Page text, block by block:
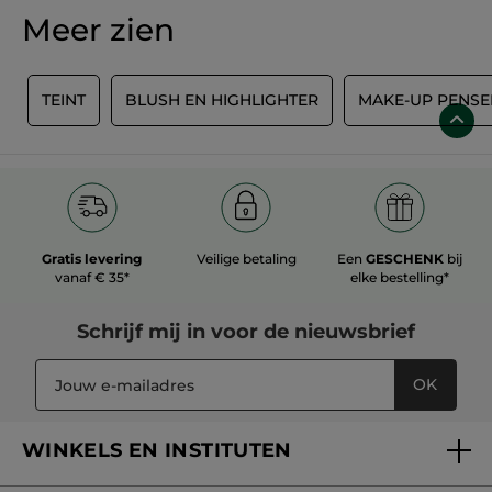
nauwkeurig en gelijkmatig een corrector aan, zodat niemand
iets doorheeft. Bekijk ons aanbod voor effectieve producten
Meer zien
TEINT BLUSH EN HIGHLIGHTER MAKE-UP
Gratis levering
vanaf € 35*
Veilige betaling EenGESCHENK bij
elke bestelling*
Schrijf mij in voor de nieuwsbrief
OK
WINKELS EN INSTITUTEN